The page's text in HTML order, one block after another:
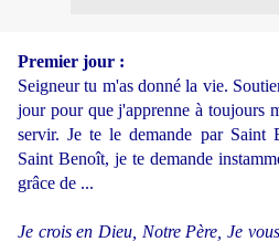
Premier jour :
Seigneur tu m'as donné la vie.
jour pour que j'apprenne à toujours
servir. Je te le demande par Saint
Saint Benoît, je te demande
grâce de ...
Je crois en Dieu, Notre Père, Je